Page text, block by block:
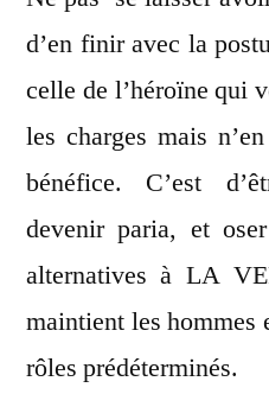
d’en finir avec la
celle de l’héroïne qui
les charges mais
bénéfice. C’est
devenir paria, et
alternatives à LA
maintient les hommes
rôles prédéterminés.